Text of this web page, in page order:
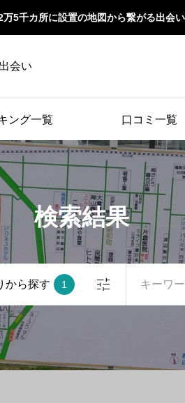
万5千カ所に設置の地図から繋がる出会い
会い
ング一覧 口コミ一覧
検索結果
から探す 1